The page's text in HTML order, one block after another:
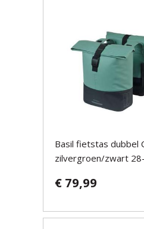
Basil fietstas dubbel
zilvergroen/zwart
€ 79,99